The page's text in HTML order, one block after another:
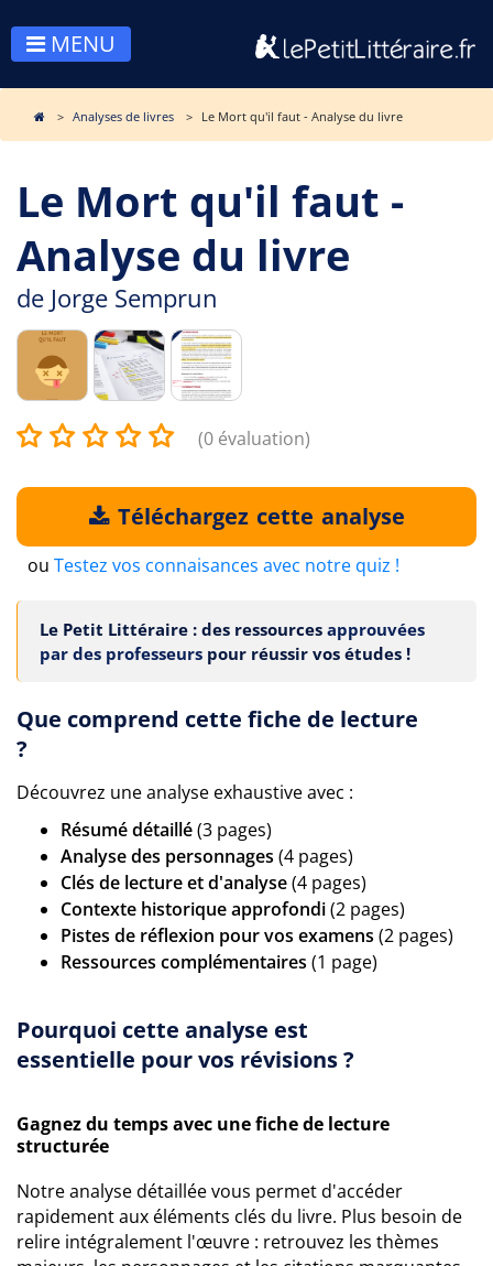
MENU
Analyses de livres Le Mort qu'il faut - Analyse du livre
Le Mort qu'il faut -
Analyse du livre
de Jorge Semprun
(0 évaluation)
Téléchargez cette analyse
ou Testez vos connaisances avec notre quiz !
Le Petit Littéraire : des ressources approuvées
par des professeurs pour réussir vos études !
Que comprend cette fiche de lecture
?
Découvrez une analyse exhaustive avec :
Résumé détaillé(3 pages)
Analyse des personnages (4 pages)
Clés de lecture et d'analyse(4 pages)
Contexte historique approfondi(2 pages)
Pistes de réflexion pour vos examens (2 pages)
Ressources complémentaires (1 page)
Pourquoi cette analyse est
essentielle pour vos révisions ?
Gagnez du temps avec une fiche de lecture
structurée
Notre analyse détaillée vous permet d'accéder
rapidement aux éléments clés du livre. Plus besoin de
relire intégralement l'œuvre : retrouvez les thèmes